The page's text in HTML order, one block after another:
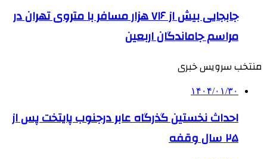
جابجایی بیش از ۷۱۶ هزار مسافر با متروی تهران در
مراسم جاماندگان اربعین
منتخب سرویس خبری
۱۴۰۴/۰۱/۳۰
احداث نخستین گذرگاه عابر درجنوب پایتخت پس از
۲۵ سال وقفه